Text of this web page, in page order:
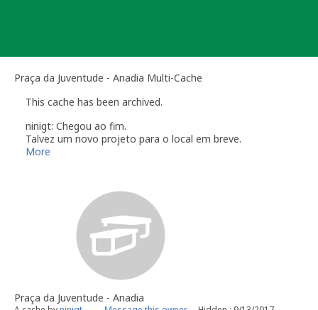
Praça da Juventude - Anadia Multi-Cache
This cache has been archived.
ninigt: Chegou ao fim.
Talvez um novo projeto para o local em breve.
Obrigado a quem visitou.
More
Praça da Juventude - Anadia